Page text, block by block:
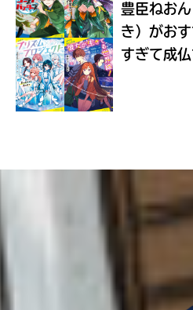
豊臣ねお
き）がお
すぎて成